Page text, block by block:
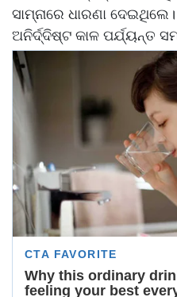
ସାମ୍ନାରେ ଧାରଣା
ଅନିର୍ଦ୍ଦିଷ୍ଟ କାଳ ପର୍ଯ୍ୟନ୍ତ